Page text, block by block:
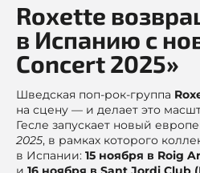
Roxette
в Испанию с
Concert 2025»
Шведская поп-рок-группа
на сцену — и делает это
Гесле запускает новый
2025, в рамках которого
в Испании: 15 ноября в Roig